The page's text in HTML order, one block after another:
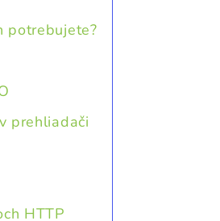
potrebujete?
prehliadači
HTTP